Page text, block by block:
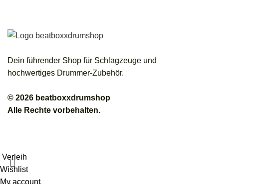
Dein führender Shop für Schlagzeuge und
hochwertiges Drummer-Zubehör.
© 2026 beatboxxdrumshop
Alle Rechte vorbehalten.
Verleih
Wishlist
My account